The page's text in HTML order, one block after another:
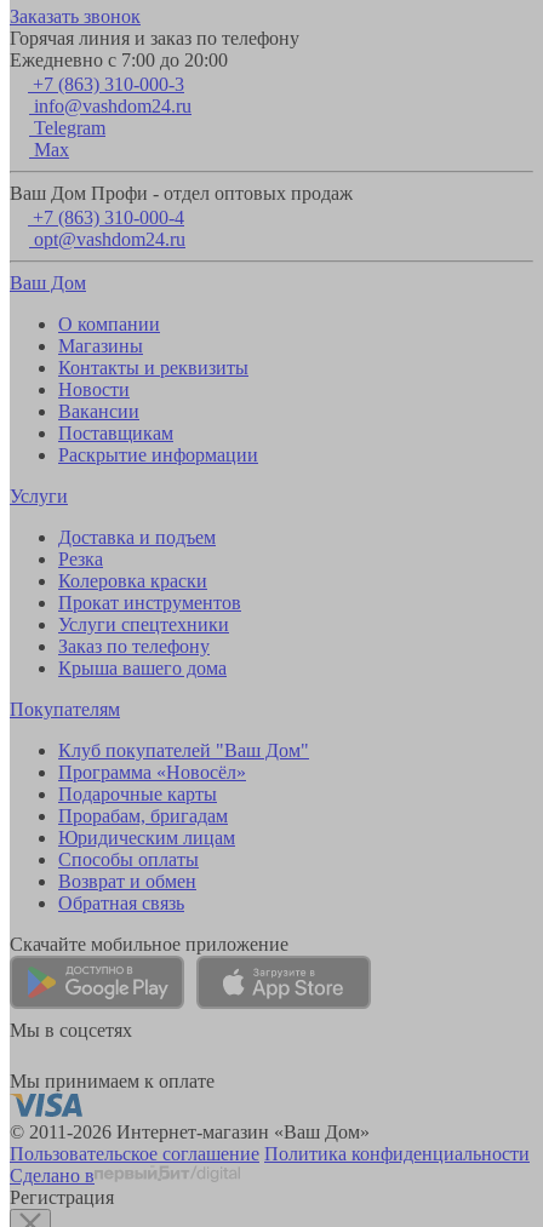
Заказать звонок
Горячая линия и заказ по телефону
Ежедневно с 7:00 до 20:00
+7 (863) 310-000-3
info@vashdom24.ru
Telegram
Max
Ваш Дом Профи - отдел оптовых продаж
+7 (863) 310-000-4
opt@vashdom24.ru
Ваш Дом
О компании
Магазины
Контакты и реквизиты
Новости
Вакансии
Поставщикам
Раскрытие информации
Услуги
Доставка и подъем
Резка
Колеровка краски
Прокат инструментов
Услуги спецтехники
Заказ по телефону
Крыша вашего дома
Покупателям
Клуб покупателей "Ваш Дом"
Программа «Новосёл»
Подарочные карты
Прорабам, бригадам
Юридическим лицам
Способы оплаты
Возврат и обмен
Обратная связь
Скачайте мобильное приложение
Мы в соцсетях
Мы принимаем к оплате
© 2011-2026 Интернет-магазин «Ваш Дом»
Пользовательское соглашение Политика конфиденциальности
Сделано в
Регистрация